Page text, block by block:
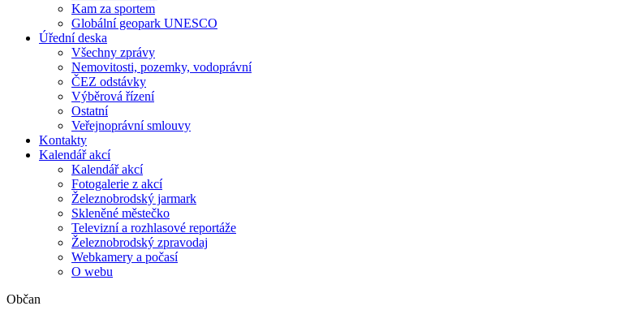
Kam za sportem
Globální geopark UNESCO
Úřední deska
Všechny zprávy
Nemovitosti, pozemky, vodoprávní
ČEZ odstávky
Výběrová řízení
Ostatní
Veřejnoprávní smlouvy
Kontakty
Kalendář akcí
Kalendář akcí
Fotogalerie z akcí
Železnobrodský jarmark
Skleněné městečko
Televizní a rozhlasové reportáže
Železnobrodský zpravodaj
Webkamery a počasí
O webu
Občan